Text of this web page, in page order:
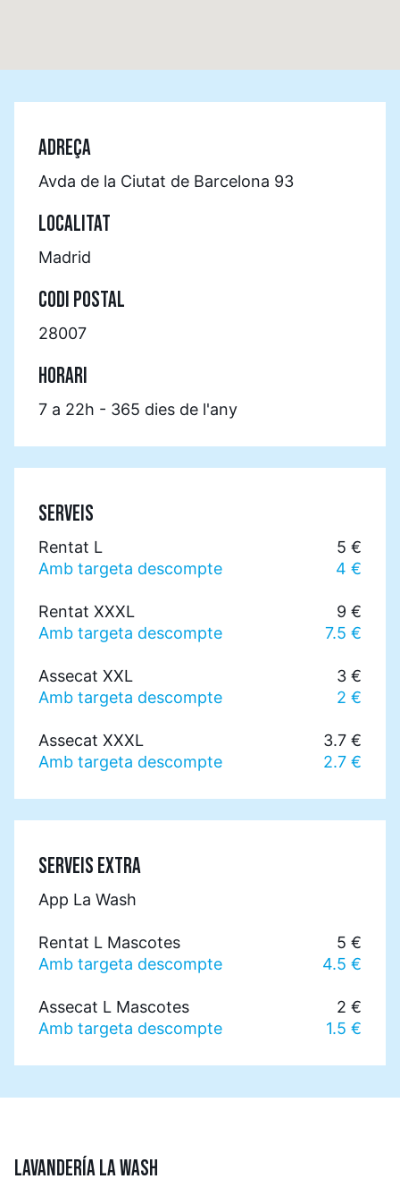
ADREÇA
Avda de la Ciutat de Barcelona 93
LOCALITAT
Madrid
CODI POSTAL
28007
HORARI
7 a 22h - 365 dies de l'any
SERVEIS
Rentat L
5 €
Amb targeta descompte
4 €
Rentat XXXL
9 €
Amb targeta descompte
7.5 €
Assecat XXL
3 €
Amb targeta descompte
2 €
Assecat XXXL
3.7 €
Amb targeta descompte
2.7 €
SERVEIS EXTRA
App La Wash
Rentat L Mascotes
5 €
Amb targeta descompte
4.5 €
Assecat L Mascotes
2 €
Amb targeta descompte
1.5 €
LAVANDERÍA LA WASH